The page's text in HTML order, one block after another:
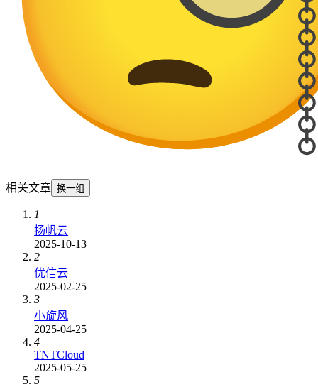
相关文章 换一组
1
扬帆云
2025-10-13
2
优信云
2025-02-25
3
小旋风
2025-04-25
4
TNTCloud
2025-05-25
5